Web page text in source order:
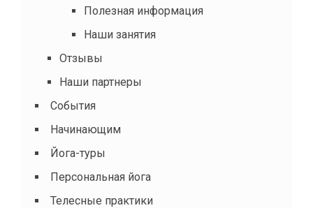
Полезная информация
Наши занятия
Отзывы
Наши партнеры
События
Начинающим
Йога-туры
Персональная йога
Телесные практики